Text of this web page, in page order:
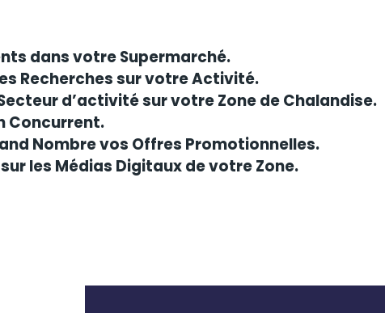
dans votre Supermarché.
Recherches sur votre Activité.
d’activité sur votre Zone de Chalandise.
Concurrent.
Nombre vos Offres Promotionnelles.
les Médias Digitaux de votre Zone.